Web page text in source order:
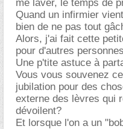
me laver, le temps de
Quand un infirmier
bien de ne pas tout
Alors, j'ai fait cette
pour d'autres
Une p'tite astuce à
Vous vous souvenez
jubilation pour des
externe des lèvres qui
dévoilent?
Et lorsque l'on a un